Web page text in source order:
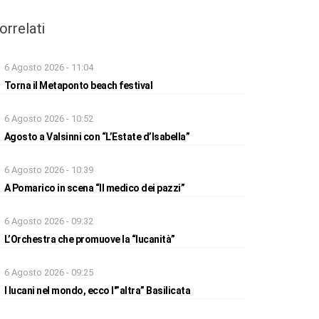
6 Agosto 2026 - 11:04
Torna il Metaponto beach festival
6 Agosto 2026 - 10:52
Agosto a Valsinni con “L’Estate d’Isabella”
6 Agosto 2026 - 10:39
A Pomarico in scena “Il medico dei pazzi”
6 Agosto 2026 - 09:32
L’Orchestra che promuove la “lucanità”
6 Agosto 2026 - 09:25
I lucani nel mondo, ecco l'”altra” Basilicata